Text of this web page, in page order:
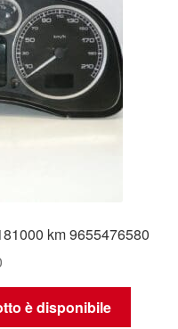
km 9655476580
è disponibile